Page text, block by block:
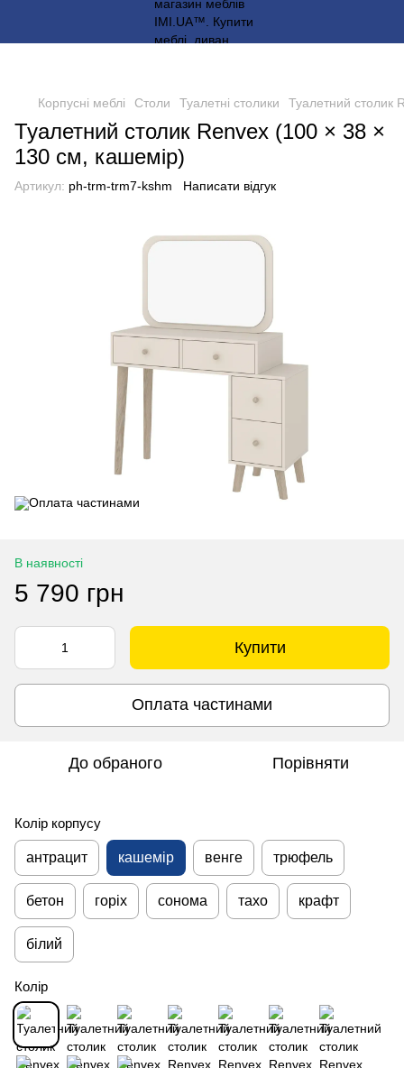
Корпусні меблі Столи Туалетні столики Туалетний столик
Туалетний столик Renvex (100 × 38 ×
130 см, кашемір)
Артикул: ph-trm-trm7-kshm Написати відгук
В наявності
5 790 грн
Купити
Оплата частинами
До обраного Порівняти
Колір корпусу
антрацит кашемір венге трюфель
бетон горіх сонома тахо крафт
білий
Колір